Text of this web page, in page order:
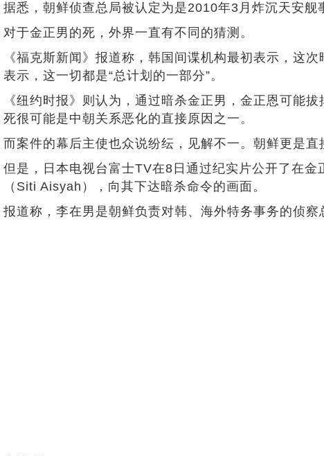
据悉，朝鲜侦查总局被认定为是2010年3月炸沉天安
对于金正男的死，外界一直有不同的猜测。
《福克斯新闻》报道称，韩国间谍机构最初表示，这
表示，这一切都是“总计划的一部分”。
《纽约时报》则认为，通过暗杀金正男，金正恩可能
死很可能是中朝关系恶化的直接原因之一。
而案件的幕后主使也众说纷纭，见解不一。朝鲜更是直
但是，日本电视台富士TV在8日通过纪实片公开了在
（Siti Aisyah），向其下达暗杀命令的画面。
报道称，李在男是朝鲜负责对韩、海外特务事务的侦